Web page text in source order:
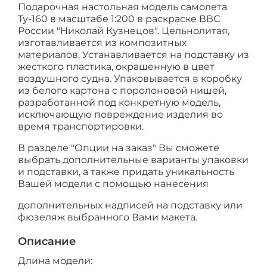
Подарочная настольная модель самолета
Ту-160 в масштабе 1:200 в раскраске ВВС
России "Николай Кузнецов". Цельнолитая,
изготавливается из композитных
материалов. Устанавливается на подставку из
жесткого пластика, окрашенную в цвет
воздушного судна. Упаковывается в коробку
из белого картона с поролоновой нишей,
разработанной под конкретную модель,
исключающую повреждение изделия во
время транспортировки.
В разделе "Опции на заказ" Вы сможете
выбрать дополнительные варианты упаковки
и подставки, а также придать уникальность
Вашей модели с помощью нанесения
дополнительных надписей на подставку или
фюзеляж выбранного Вами макета.
Описание
Длина модели: